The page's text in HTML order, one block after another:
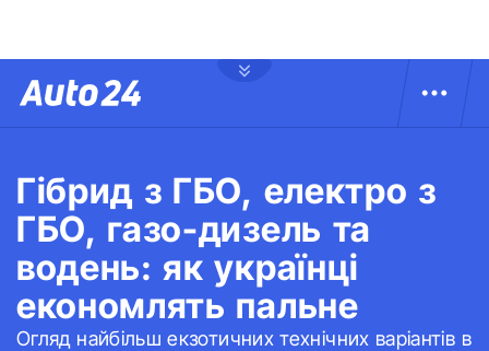
Гібрид з ГБО, електро з
ГБО, газо-дизель та
водень: як українці
економлять пальне
Огляд найбільш екзотичних технічних варіантів в